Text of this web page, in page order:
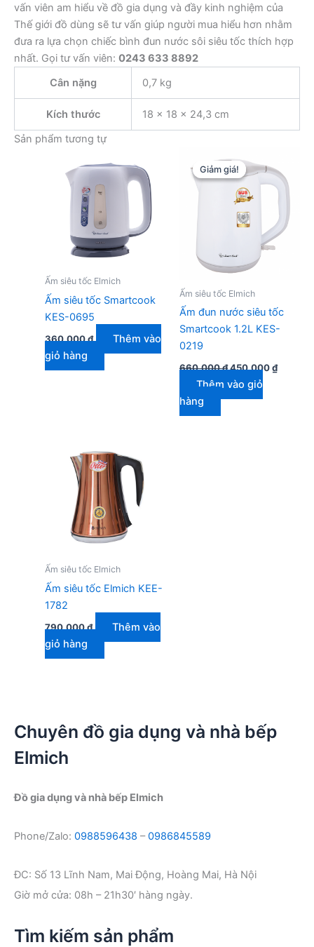
vấn viên am hiểu về đồ gia dụng và đầy kinh nghiệm của
Thế giới đồ dùng sẽ tư vấn giúp người mua hiểu hơn nhằm
đưa ra lựa chọn chiếc bình đun nước sôi siêu tốc thích hợp
nhất. Gọi tư vấn viên: 0243 633 8892
Cân nặng
0,7 kg
Kích thước
18 × 18 × 24,3 cm
Sản phẩm tương tự
Ấm siêu tốc Elmich
Ấm siêu tốc Smartcook
KES-0695
360.000₫
Thêm vào
giỏ hàng
Giảm giá!
Giảm giá!
Ấm siêu tốc Elmich
Ấm đun nước siêu tốc
Smartcook 1.2L KES-
0219
660.000₫ Giá
là:
660.000 ₫.
450.000₫Giá
hiện
Thêm vào giỏ
hàng
Ấm siêu tốc Elmich
Ấm siêu tốc Elmich KEE-
1782
790.000₫
Thêm vào
giỏ hàng
Chuyên đồ gia dụng và nhà bếp
Elmich
Đồ gia dụng và nhà bếp Elmich
Phone/Zalo: 0988596438 –0986845589
ĐC: Số 13 Lĩnh Nam, Mai Động, Hoàng Mai, Hà Nội
Giờ mở cửa: 08h – 21h30′ hàng ngày.
Tìm kiếm sản phẩm